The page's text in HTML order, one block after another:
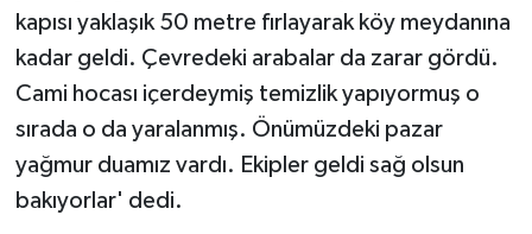
kapısı yaklaşık 50 metre fırlayarak köy meydanına
kadar geldi. Çevredeki arabalar da zarar gördü.
Cami hocası içerdeymiş temizlik yapıyormuş o
sırada o da yaralanmış. Önümüzdeki pazar
yağmur duamız vardı. Ekipler geldi sağ olsun
bakıyorlar' dedi.